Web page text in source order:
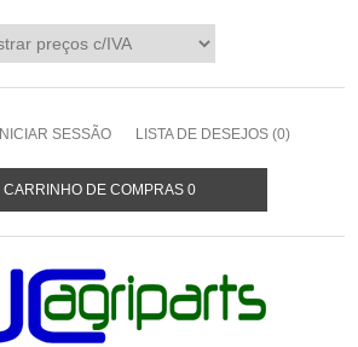
INICIAR SESSÃO LISTA DE DESEJOS (0)
CARRINHO DE COMPRAS 0